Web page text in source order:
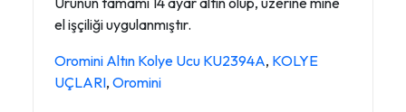
el işçiliği uygulanmıştır.
Oromini Altın Kolye Ucu KU2394A, KOLYE
UÇLARI, Oromini